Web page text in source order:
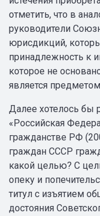
отметить, что в
руководители
юрисдикций,
принадлежность к
которое не
является
Далее хотелось бы
«Российская
гражданстве РФ
граждан СССР
какой целью? С
опеку и
титул с изъятием
достояния